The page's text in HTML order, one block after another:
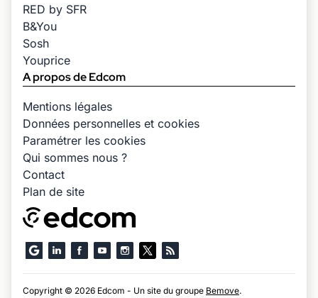
RED by SFR
B&You
Sosh
Youprice
A propos de Edcom
Mentions légales
Données personnelles et cookies
Paramétrer les cookies
Qui sommes nous ?
Contact
Plan de site
Copyright © 2026 Edcom - Un site du groupe Bemove.